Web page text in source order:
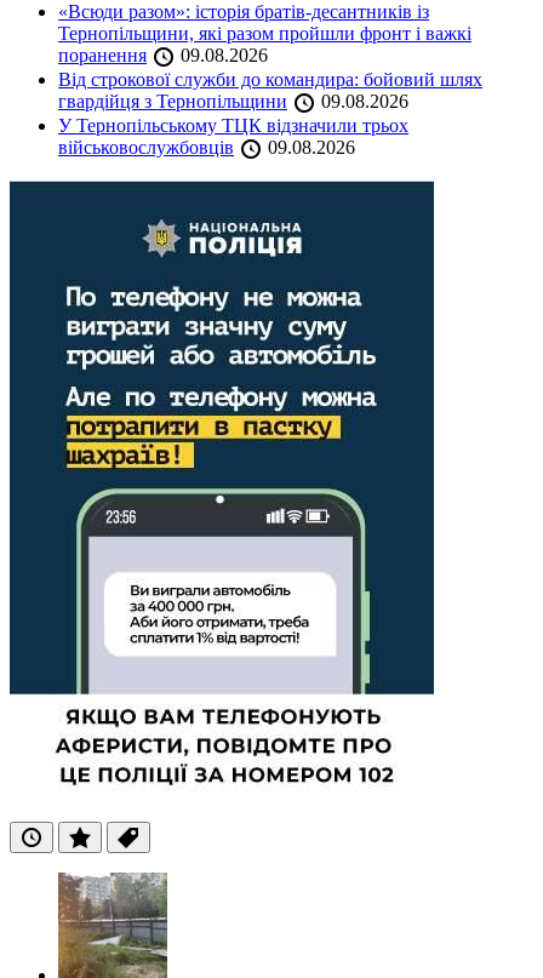
«Всюди разом»: історія братів-десантників із
Тернопільщини, які разом пройшли фронт і важкі
поранення
09.08.2026
Від строкової служби до командира: бойовий шлях
гвардійця з Тернопільщини
09.08.2026
У Тернопільському ТЦК відзначили трьох
військовослужбовців
09.08.2026
ОстанніПопулярні
Теги